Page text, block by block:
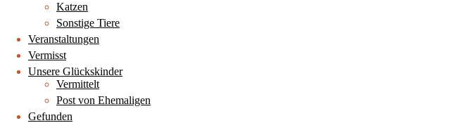
Katzen
Sonstige Tiere
Veranstaltungen
Vermisst
Unsere Glückskinder
Vermittelt
Post von Ehemaligen
Gefunden